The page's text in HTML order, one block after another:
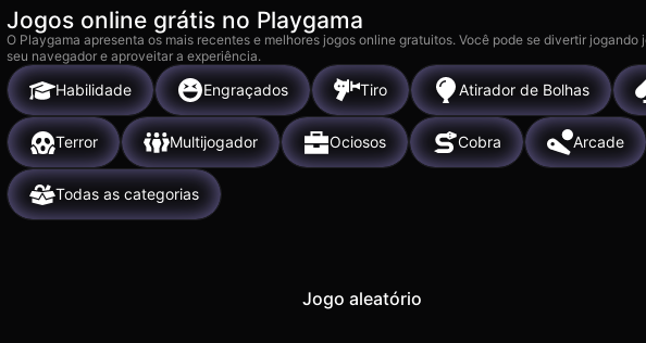
Jogos online grátis no Playgama
O Playgama apresenta os mais recentes e melhores jogos online gratuitos. Você pode se divertir
seu navegador e aproveitar a experiência.
Habilidade Engraçados Tiro Atirador de Bolhas
Terror Multijogador Ociosos Cobra Arcade
Todas as categorias
Jogo aleatório